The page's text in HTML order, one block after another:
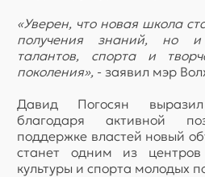
«Уверен, что новая школа
получения знаний, но
талантов, спорта и
поколения», - заявил мэр
Давид Погосян
благодаря активной
поддержке властей новый
станет одним из центров
культуры и спорта молодых